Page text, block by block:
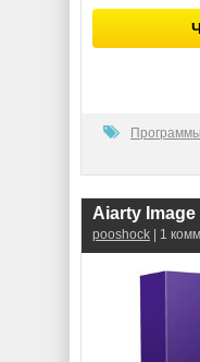
Программы
Aiarty
pooshock | 1